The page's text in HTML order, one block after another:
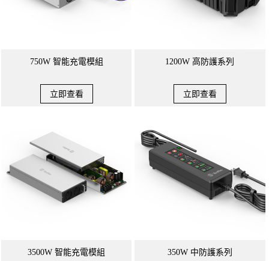
750W 智能充電模組
立即查看
1200W 高防護系列
立即查看
3500W 智能充電模組 350W 中防護系列